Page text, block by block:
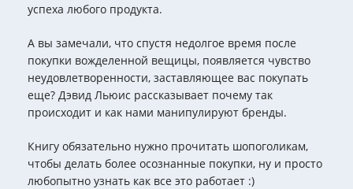
успеха любого продукта.
А вы замечали, что спустя недолгое время после
покупки вожделенной вещицы, появляется чувство
неудовлетворенности, заставляющее вас покупать
еще? Дэвид Льюис рассказывает почему так
происходит и как нами манипулируют бренды.
Книгу обязательно нужно прочитать шопоголикам,
чтобы делать более осознанные покупки, ну и просто
любопытно узнать как все это работает :)